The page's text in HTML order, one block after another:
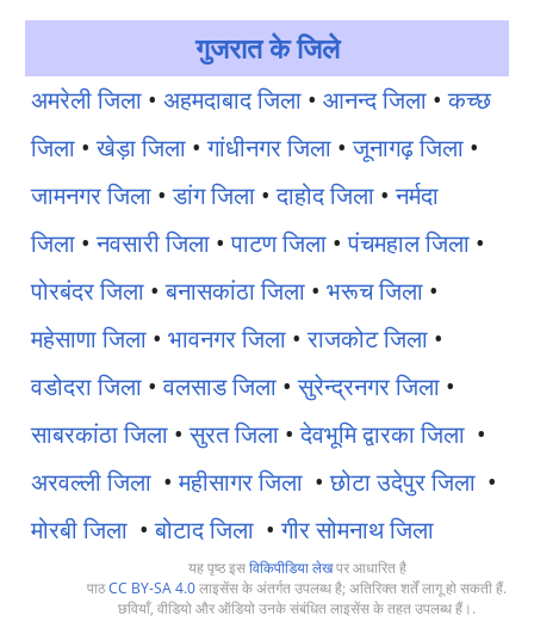
गुजरात के जिले
अमरेली जिला • अहमदाबाद जिला • आनन्द जिला •कच्छ
जिला •खेड़ा जिला •गांधीनगर जिला •जूनागढ़ जिला •
जामनगर जिला •डांग जिला •दाहोद जिला •नर्मदा
जिला •नवसारी जिला •पाटण जिला •पंचमहाल जिला •
पोरबंदर जिला •बनासकांठा जिला • भरूच जिला •
महेसाणा जिला • भावनगर जिला •राजकोट जिला •
वडोदरा जिला •वलसाड जिला •सुरेन्द्रनगर जिला •
साबरकांठा जिला •सुरत जिला •देवभूमि द्वारका जिला •
अरवल्ली जिला •महीसागर जिला •छोटा उदेपुर जिला •
मोरबी जिला •बोटाद जिला •गीर सोमनाथ जिला
यह पृष्ठ इसविकिपीडिया लेखपर आधारित है
पाठCC BY-SA 4.0लाइसेंस के अंतर्गत उपलब्ध है; अतिरिक्त शर्तें लागू हो सकती हैं.
छवियाँ, वीडियो और ऑडियो उनके संबंधित लाइसेंस के तहत उपलब्ध हैं।.